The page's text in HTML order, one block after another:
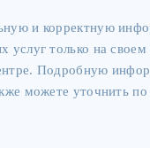
и корректную
услуг только на своем
Подробную
можете уточнить